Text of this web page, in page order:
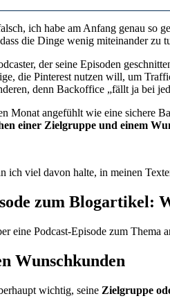
ich habe am Anfang genau so
die Dinge wenig miteinander zu
der seine Episoden
die Pinterest nutzen will, um
denn Backoffice „fällt ja bei
Monat angefühlt wie eine sichere
einer Zielgruppe und einem
ich viel davon halte, in meinen
zum Blogartikel:
eine Podcast-Episode zum Thema
Wunschkunden
wichtig, seine Zielgruppe